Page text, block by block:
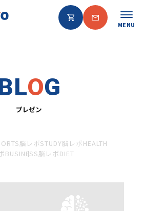
MENU
OG
プレゼン
脳レボSTUDY脳レボHEALTH
BUSINESS脳レボDIET